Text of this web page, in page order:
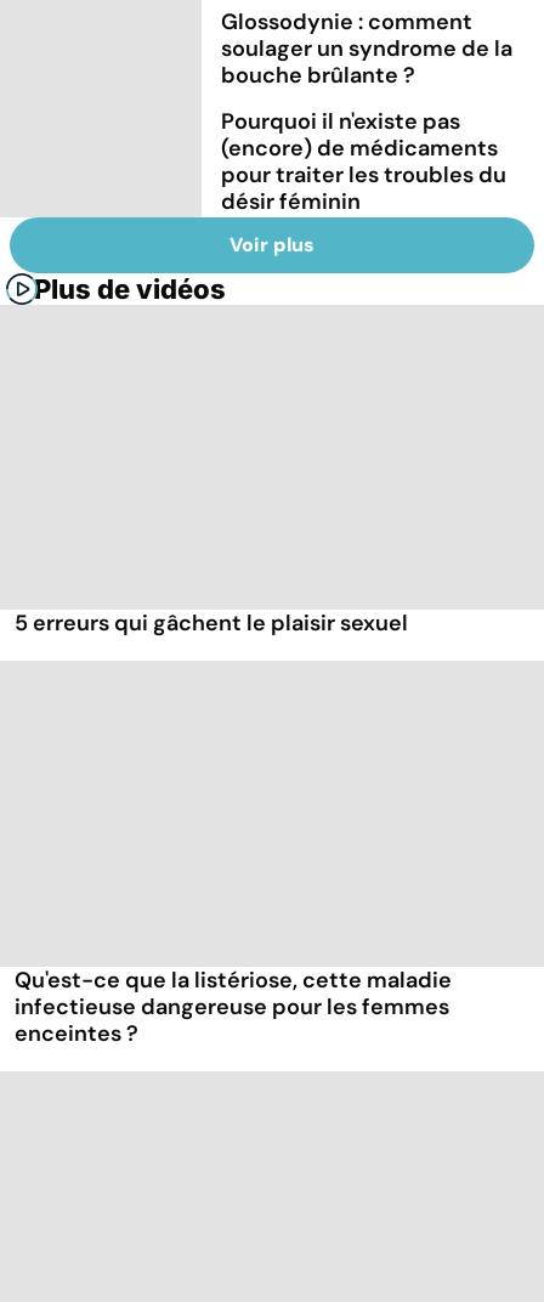
Glossodynie : comment
soulager un syndrome de la
bouche brûlante ?
Pourquoi il n'existe pas
(encore) de médicaments
pour traiter les troubles du
désir féminin
Voir plus
Plus de vidéos
5 erreurs qui gâchent le plaisir sexuel
Qu'est-ce que la listériose, cette maladie
infectieuse dangereuse pour les femmes
enceintes ?